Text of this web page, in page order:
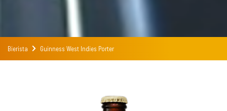
Bierista Guinness West Indies Porter